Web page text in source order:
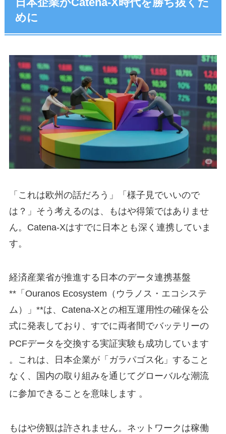
日本企業がCatena-X時代を勝ち抜くた
めに
「これは欧州の話だろう」「様子見でいいので
は？」そう考えるのは、もはや得策ではありませ
ん。Catena-Xはすでに日本とも深く連携していま
す。
経済産業省が推進する日本のデータ連携基盤
**「Ouranos Ecosystem（ウラノス・エコシステ
ム）」**は、Catena-Xとの相互運用性の確保を公
式に発表しており、すでに両者間でバッテリーの
PCFデータを交換する実証実験も成功しています
。これは、日本企業が「ガラパゴス化」すること
なく、国内の取り組みを通じてグローバルな潮流
に参加できることを意味します 。
もはや傍観は許されません。ネットワークは稼働